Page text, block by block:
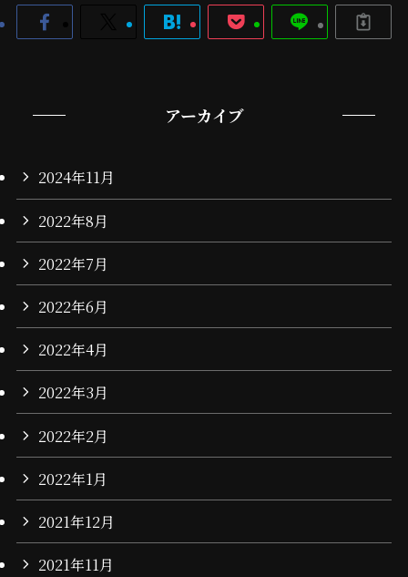
アーカイブ
2024年11月
2022年8月
2022年7月
2022年6月
2022年4月
2022年3月
2022年2月
2022年1月
2021年12月
2021年11月